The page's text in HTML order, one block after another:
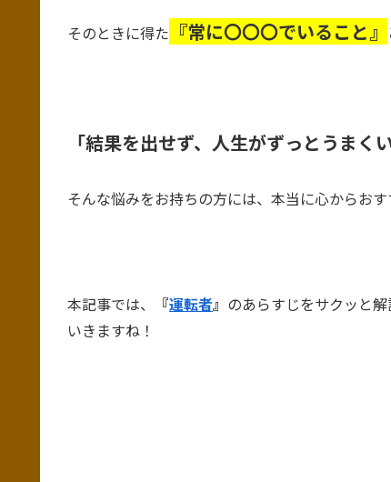
そのときに得た 『常に〇〇〇でいること』
「結果を出せず、人生がずっとうまく
そんな悩みをお持ちの方には、本当に心からおす
本記事では、 『運転者』 のあらすじをサクッと解
いきますね！